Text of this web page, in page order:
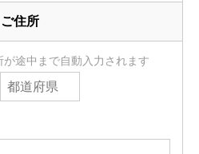
ご住所
途中まで自動入力されます